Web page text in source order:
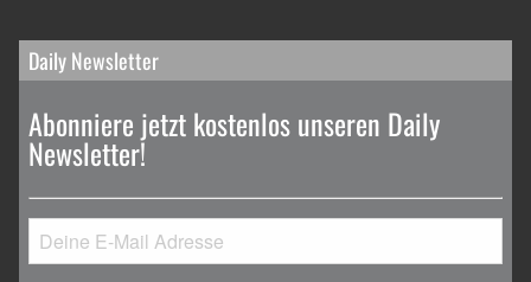
Daily Newsletter
Abonniere jetzt kostenlos unseren Daily
Newsletter!